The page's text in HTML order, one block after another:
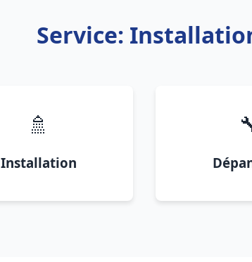
Service:
🚿
Installation